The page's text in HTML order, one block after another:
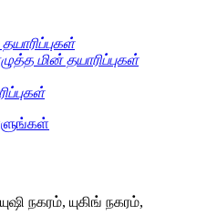
மின் தயாரிப்புகள்
நகரம், யுகிங் நகரம்,